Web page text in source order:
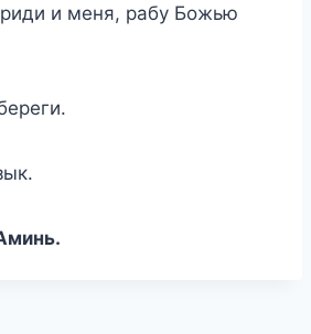
и меня, рабу Божью